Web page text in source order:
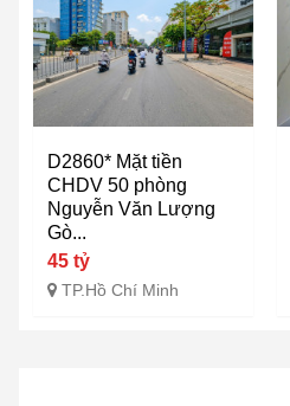
D2860* Mặt tiền
CHDV 50 phòng
Nguyễn Văn Lượng
Gò...
45 tỷ
TP.Hồ Chí Minh